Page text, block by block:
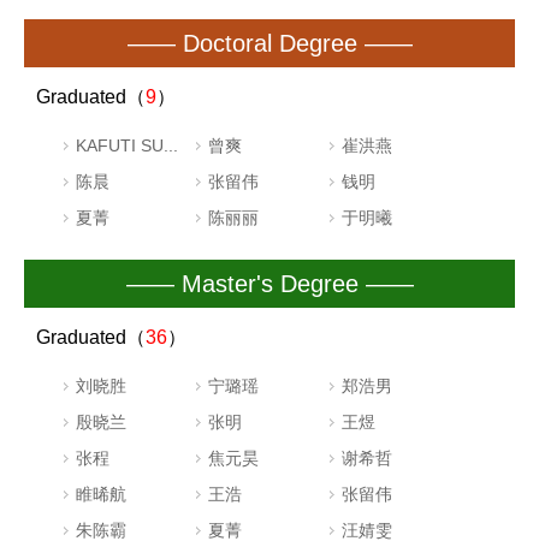
—— Doctoral Degree ——
Graduated（9）
KAFUTI SU... 曾爽
崔洪燕
陈晨
张留伟
钱明
夏菁
陈丽丽 于明曦
—— Master's Degree ——
Graduated（36）
刘晓胜 宁璐瑶
郑浩男
殷晓兰
张明
王煜
张程
焦元昊
谢希哲
睢晞航
王浩
张留伟
朱陈霸
夏菁
汪婧雯